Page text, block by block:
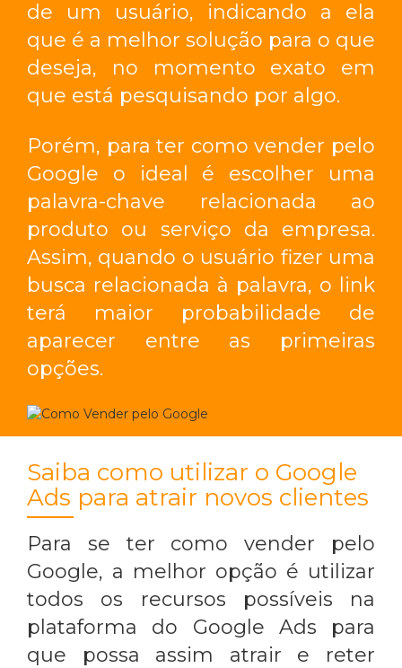
de um usuário, indicando a ela
que é a melhor solução para o que
deseja, no momento exato em
que está pesquisando por algo.
Porém, para ter como vender pelo
Google o ideal é escolher uma
palavra-chave relacionada ao
produto ou serviço da empresa.
Assim, quando o usuário fizer uma
busca relacionada à palavra, o link
terá maior probabilidade de
aparecer entre as primeiras
opções.
Saiba como utilizar o Google
Ads para atrair novos clientes
Para se ter como vender pelo
Google, a melhor opção é utilizar
todos os recursos possíveis na
plataforma do Google Ads para
que possa assim atrair e reter